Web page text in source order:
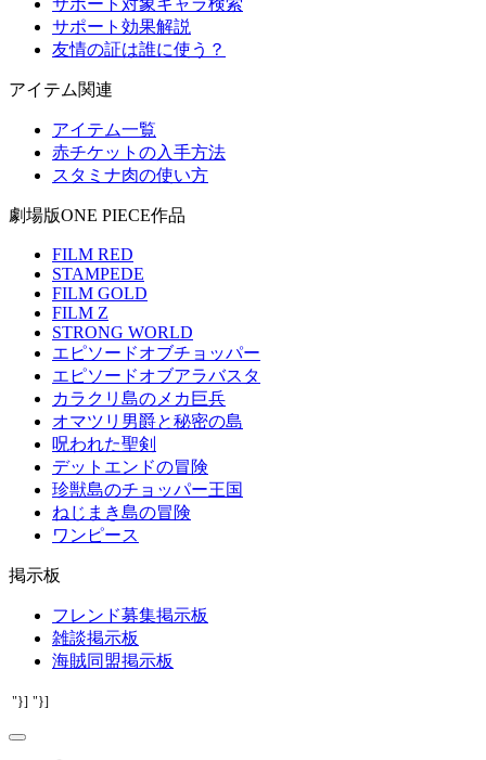
サポート対象キャラ検索
サポート効果解説
友情の証は誰に使う？
アイテム関連
アイテム一覧
赤チケットの入手方法
スタミナ肉の使い方
劇場版ONE PIECE作品
FILM RED
STAMPEDE
FILM GOLD
FILM Z
STRONG WORLD
エピソードオブチョッパー
エピソードオブアラバスタ
カラクリ島のメカ巨兵
オマツリ男爵と秘密の島
呪われた聖剣
デットエンドの冒険
珍獣島のチョッパー王国
ねじまき島の冒険
ワンピース
掲示板
フレンド募集掲示板
雑談掲示板
海賊同盟掲示板
"}] "}]